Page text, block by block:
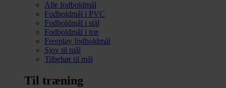
Alle fodboldmål
Fodboldmål i PVC
Fodboldmål i stål
Fodboldmål i træ
Freeplay fodboldmål
Sjov til mål
Tilbehør til mål
Til træning